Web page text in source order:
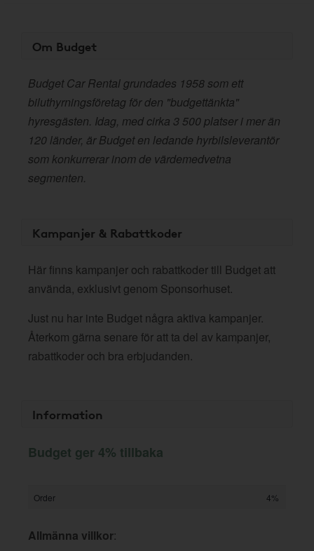
Om Budget
Budget Car Rental grundades 1958 som ett
biluthyrningsföretag för den "budgettänkta"
hyresgästen. Idag, med cirka 3 500 platser i mer än
120 länder, är Budget en ledande hyrbilsleverantör
som konkurrerar inom de värdemedvetna
segmenten.
Kampanjer & Rabattkoder
Här finns kampanjer och rabattkoder till Budget att
använda, exklusivt genom Sponsorhuset.
Just nu har inte Budget några aktiva kampanjer.
Återkom gärna senare för att ta del av kampanjer,
rabattkoder och bra erbjudanden.
Information
Budget ger 4% tillbaka
Order 4%
Allmänna villkor: